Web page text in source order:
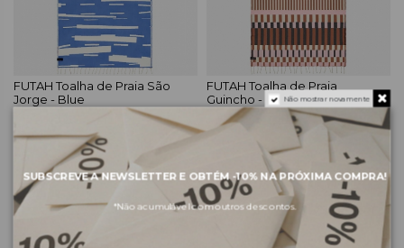
FUTAH Toalha de Praia São
Jorge - Blue
FUTAH Toalha de Praia
Guincho - Brown
59,00 €
Não mostrar novamente
SUBSCREVE A NEWSLETTER E OBTÉM -10%NA PRÓXIMA COMPRA!
*Não acumulável com outros descontos.